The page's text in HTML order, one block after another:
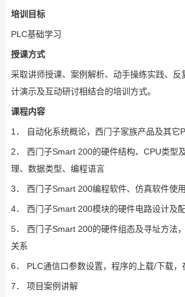
培训目标
PLC基础学习
授课方式
采取讲师授课、案例解析、动手操练实践、反
计演示及互动研讨相结合的培训方式。
课程内容
1． 自动化系统概论，西门子家族产品及其它
2． 西门子Smart 200的硬件结构、CPU类型
理、数据类型、编程语言
3． 西门子Smart 200编程软件、仿真软件使
4． 西门子Smart 200模块的硬件电路设计及
5． 西门子Smart 200的硬件组态及寻址方法
关系
6． PLC通信口参数设置，程序的上载/下载，
7． 项目案例讲解